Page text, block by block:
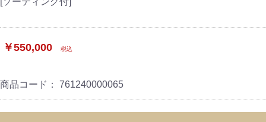
￥550,000 税込
商品コード： 761240000065